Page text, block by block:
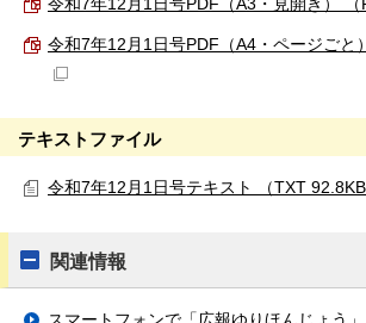
令和7年12月1日号PDF（A3・見開き） （
令和7年12月1日号PDF（A4・ページごと
テキストファイル
令和7年12月1日号テキスト （TXT 92.8KB
関連情報